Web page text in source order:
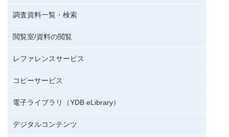
調査資料一覧・検索
閲覧室/資料の閲覧
レファレンスサービス
コピーサービス
電子ライブラリ（YDB eLibrary）
デジタルコンテンツ